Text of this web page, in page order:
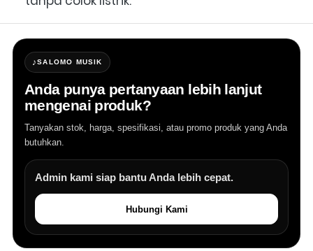
♪SALOMO MUSIK
Anda punya pertanyaan lebih lanjut
mengenai produk?
Tanyakan stok, harga, spesifikasi, atau promo produk yang Anda
butuhkan.
Admin kami siap bantu Anda lebih cepat.
Hubungi Kami